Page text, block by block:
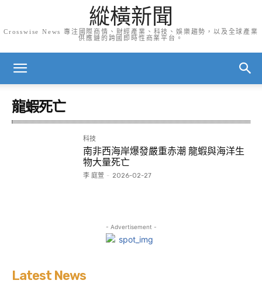
縱橫新聞
Crosswise News 專注國際商情、財經產業、科技、娛樂趨勢，以及全球產業
供應鏈的跨國即時性商業平台。
龍蝦死亡
科技
南非西海岸爆發嚴重赤潮 龍蝦與海洋生
物大量死亡
李 庭萱 - 2026-02-27
- Advertisement -
Latest News